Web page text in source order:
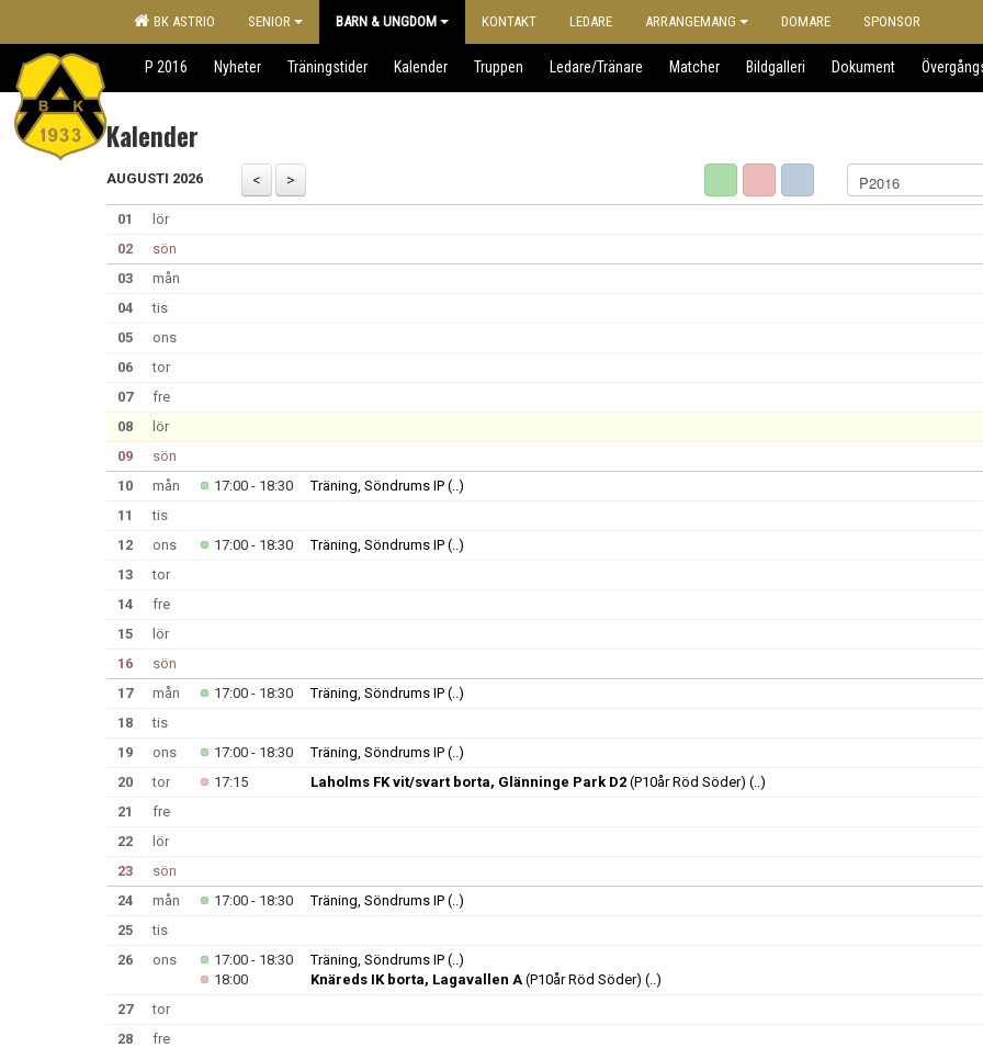
BK ASTRIO SENIOR BARN & UNGDOM KONTAKT LEDARE ARRANGEMANG DOMARE SPONSOR
P 2016 Nyheter Träningstider Kalender Truppen Ledare/Tränare Matcher Bildgalleri Dokument
Kalender
AUGUSTI 2026
01
lör
02
sön
03
mån
04
tis
05
ons
06
tor
07
fre
08
lör
09
sön
10
mån 17:00 - 18:30 Träning, Söndrums IP (..)
11
tis
12
ons 17:00 - 18:30 Träning, Söndrums IP (..)
13
tor
14
fre
15
lör
16
sön
17
mån 17:00 - 18:30 Träning, Söndrums IP (..)
18
tis
19
ons 17:00 - 18:30 Träning, Söndrums IP (..)
20
tor 17:15 Laholms FK vit/svart borta, Glänninge Park D2 (P10år Röd Söder) (..)
21
fre
22
lör
23
sön
24
mån 17:00 - 18:30 Träning, Söndrums IP (..)
25
tis
26
ons 17:00 - 18:30 Träning, Söndrums IP (..)
18:00
Knäreds IK borta, Lagavallen A (P10år Röd Söder) (..)
27
tor
28
fre